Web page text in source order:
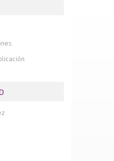
tras
peroneo
bloque óseo: a
y revisión de la
de la
y revisión
“Tasa de
en el
Pie y Tobillo. No se